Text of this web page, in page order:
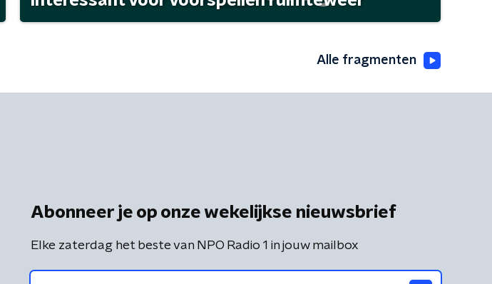
Alle fragmenten
Abonneer je op onze wekelijkse nieuwsbrief
Elke zaterdag het beste van NPO Radio 1 in jouw mailbox